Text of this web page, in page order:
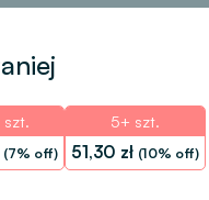
(7% off)
5+ szt.
51,30 zł (10% off)